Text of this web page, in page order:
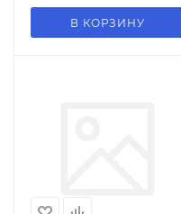
В КОРЗИНУ